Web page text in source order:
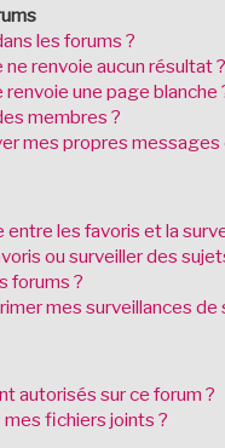
les forums ?
renvoie aucun résultat ?
une page blanche
membres ?
mes propres messages
les favoris et la
ou surveiller des
forums ?
mes surveillances de
autorisés sur ce forum ?
fichiers joints ?